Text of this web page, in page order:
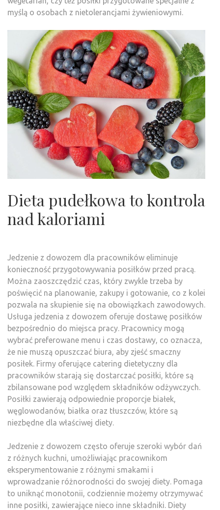
myślą o osobach z nietolerancjami żywieniowymi.
Dieta pudełkowa to kontrola
nad kaloriami
Jedzenie z dowozem dla pracowników eliminuje
konieczność przygotowywania posiłków przed pracą.
Można zaoszczędzić czas, który zwykle trzeba by
poświęcić na planowanie, zakupy i gotowanie, co z kolei
pozwala na skupienie się na obowiązkach zawodowych.
Usługa jedzenia z dowozem oferuje dostawę posiłków
bezpośrednio do miejsca pracy. Pracownicy mogą
wybrać preferowane menu i czas dostawy, co oznacza,
że nie muszą opuszczać biura, aby zjeść smaczny
posiłek. Firmy oferujące catering dietetyczny dla
pracowników starają się dostarczać posiłki, które są
zbilansowane pod względem składników odżywczych.
Posiłki zawierają odpowiednie proporcje białek,
węglowodanów, białka oraz tłuszczów, które są
niezbędne dla właściwej diety.
Jedzenie z dowozem często oferuje szeroki wybór dań
z różnych kuchni, umożliwiając pracownikom
eksperymentowanie z różnymi smakami i
wprowadzanie różnorodności do swojej diety. Pomaga
to uniknąć monotonii, codziennie możemy otrzymywać
inne posiłki, zawierające nieco inne składniki. Diety